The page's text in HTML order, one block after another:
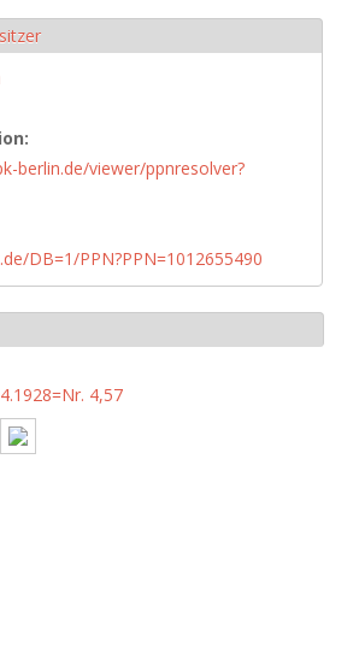
berlin.de/viewer/ppnresolver?
DB=1/PPN?PPN=1012655490
4.1928=Nr. 4,57